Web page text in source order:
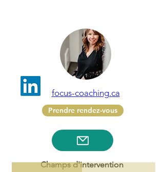
focus-coaching.ca
Prendre rendez-vous
Champs d'intervention